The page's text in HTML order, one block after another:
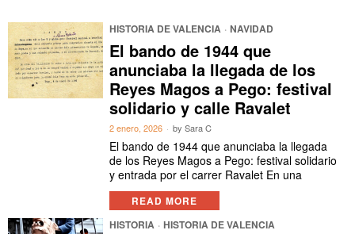
HISTORIA DE VALENCIA · NAVIDAD
El bando de 1944 que
anunciaba la llegada de los
Reyes Magos a Pego: festival
solidario y calle Ravalet
2 enero, 2026 bySara C
El bando de 1944 que anunciaba la llegada
de los Reyes Magos a Pego: festival solidario
y entrada por el carrer Ravalet En una
READ MORE
HISTORIA · HISTORIA DE VALENCIA